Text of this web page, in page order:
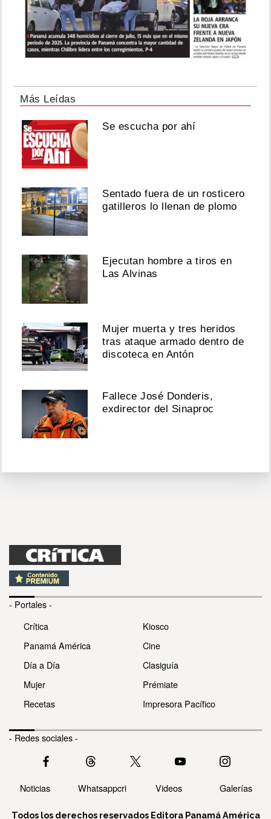
Más Leídas
Se escucha por ahí
Sentado fuera de un rosticero
gatilleros lo llenan de plomo
Ejecutan hombre a tiros en
Las Alvinas
Mujer muerta y tres heridos
tras ataque armado dentro de
discoteca en Antón
Fallece José Donderis,
exdirector del Sinaproc
- Portales -
Crítica
Panamá América
Día a Día
Mujer
Recetas
Kiosco
Cine
Clasiguía
Prémiate
Impresora Pacífico
- Redes sociales -
Noticias Whatsappcri Videos Galerías
Todos los derechos reservados Editora Panamá América